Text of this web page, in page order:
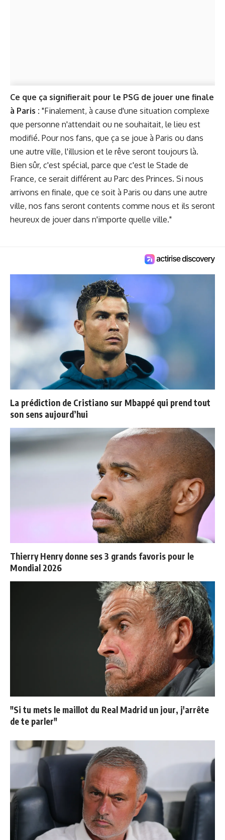
Ce que ça signifierait pour le PSG de jouer une finale
à Paris : "Finalement, à cause d'une situation complexe
que personne n'attendait ou ne souhaitait, le lieu est
modifié. Pour nos fans, que ça se joue à Paris ou dans
une autre ville, l'illusion et le rêve seront toujours là.
Bien sûr, c'est spécial, parce que c'est le Stade de
France, ce serait différent au Parc des Princes. Si nous
arrivons en finale, que ce soit à Paris ou dans une autre
ville, nos fans seront contents comme nous et ils seront
heureux de jouer dans n'importe quelle ville."
La prédiction de Cristiano sur Mbappé qui prend tout
son sens aujourd’hui
Thierry Henry donne ses 3 grands favoris pour le
Mondial 2026
"Si tu mets le maillot du Real Madrid un jour, j'arrête
de te parler"